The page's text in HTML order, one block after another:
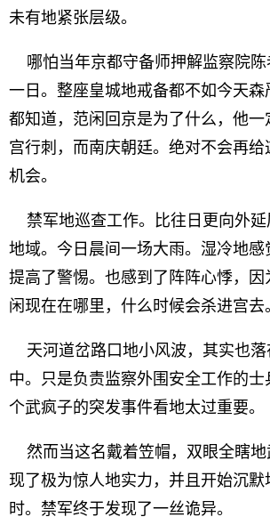
未有地紧张层级。
哪怕当年京都守备师押解监察院陈
一日。整座皇城地戒备都不如今天
都知道，范闲回京是为了什么，他
宫行刺，而南庆朝廷。绝对不会再给
机会。
禁军地巡查工作。比往日更向外延
地域。今日晨间一场大雨。湿冷地感
提高了警惕。也感到了阵阵心悸，
闲现在在哪里，什么时候会杀进宫去
天河道岔路口地小风波，其实也落
中。只是负责监察外围安全工作的
个武疯子的突发事件看地太过重要。
然而当这名戴着笠帽，双眼全瞎地
现了极为惊人地实力，并且开始沉默
时。禁军终于发现了一丝诡异。